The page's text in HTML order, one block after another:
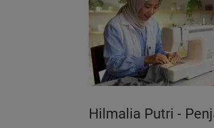
Hilmalia Putri -